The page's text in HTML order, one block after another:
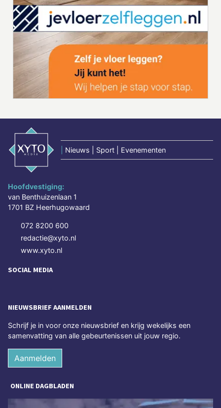
Nieuws | Sport | Evenementen
Hoofdvestiging:
van Benthuizenlaan 1
1701 BZ Heerhugowaard
072 8200 600
redactie@xyto.nl
www.xyto.nl
SOCIAL MEDIA
NIEUWSBRIEF AANMELDEN
Schrijf je in voor onze nieuwsbrief en krijg wekelijks een
samenvatting van alle gebeurtenissen uit jouw regio.
Aanmelden
ONLINE DAGBLADEN